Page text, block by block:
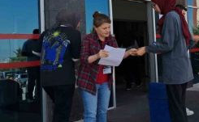
Sağlık
Spor
Teknoloji
Haber Arşivi